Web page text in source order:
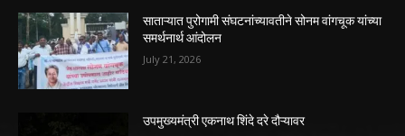
साताऱ्यात पुरोगामी संघटनांच्यावतीने सोनम वांगचूक यांच्या
समर्थनार्थ आंदोलन
July 21, 2026
उपमुख्यमंत्री एकनाथ शिंदे दरे दौऱ्यावर